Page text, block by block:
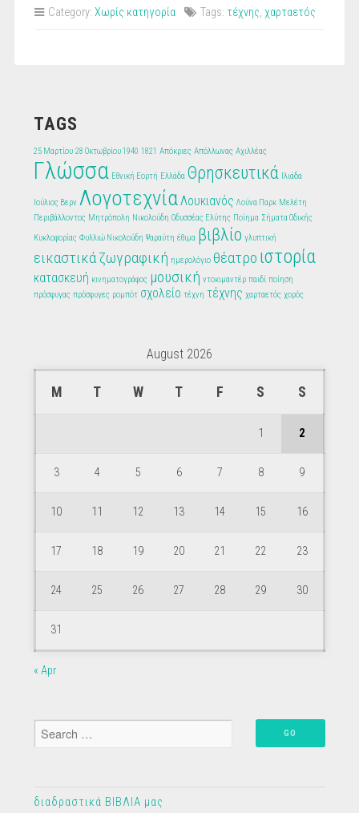
Category: Χωρίς κατηγορία Tags: τέχνης, χαρταετός
TAGS
25 Μαρτίου 28 Οκτωβρίου 1940 1821 Απόκριες Απόλλωνας Αχιλλέας
Γλώσσα Εθνική Εορτή Ελλάδα Θρησκευτικά Ιλιάδα
Ιούλιος Βερν ΛογοτεχνίαΛουκιανός Λούνα Παρκ Μελέτη
Περιβάλλοντος Μητρόπολη Νικολούδη Οδυσσέας Ελύτης Ποίημα Σήματα Οδικής
Κυκλοφορίας Φυλλιώ Νικολούδη Ψαραύτη έθιμα βιβλίο γλυπτική
εικαστικάζωγραφική ημερολόγιο θέατρο ιστορία
κατασκευή κινηματογράφος μουσική ντοκιμαντέρ παιδί ποίηση
πρόσφυγας πρόσφυγες ρομπότ σχολείο τέχνη τέχνης χαρταετός χορός
August 2026
M T W T F S S
1 2
3 4 5 6 7 8 9
10 11 12 13 14 15 16
17 18 19 20 21 22 23
24 25 26 27 28 29 30
31
« Apr
διαδραστικά ΒΙΒΛΙΑ μας